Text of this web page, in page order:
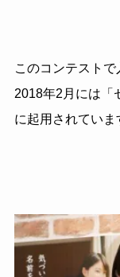
このコンテストで
2018年2月には「
に起用されていま